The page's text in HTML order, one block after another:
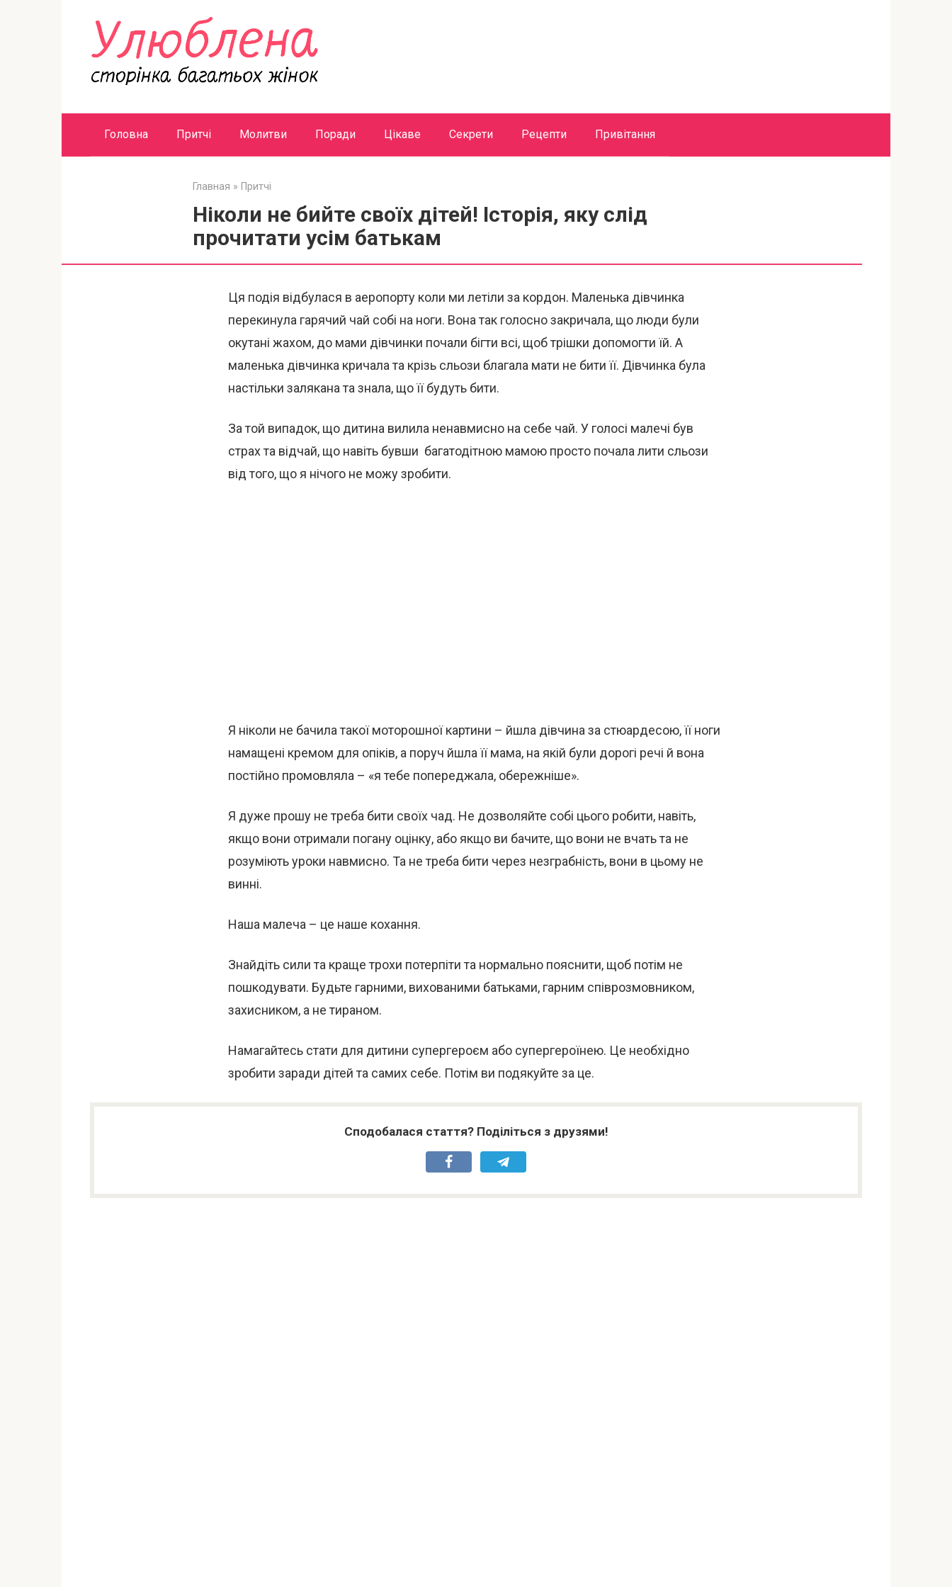
Головна Притчі Молитви Поради Цікаве Секрети Рецепти Привітання
Главная » Притчі
Ніколи не бийте своїх дітей! Історія, яку слід
прочитати усім батькам
Ця подія відбулася в аеропорту коли ми летіли за кордон. Маленька дівчинка
перекинула гарячий чай собі на ноги. Вона так голосно закричала, що люди були
окутані жахом, до мами дівчинки почали бігти всі, щоб трішки допомогти їй. А
маленька дівчинка кричала та крізь сльози благала мати не бити її. Дівчинка була
настільки залякана та знала, що її будуть бити.
За той випадок, що дитина вилила ненавмисно на себе чай. У голосі малечі був
страх та відчай, що навіть бувши багатодітною мамою просто почала лити сльози
від того, що я нічого не можу зробити.
Я ніколи не бачила такої моторошної картини – йшла дівчина за стюардесою, її ноги
намащені кремом для опіків, а поруч йшла її мама, на якій були дорогі речі й вона
постійно промовляла – «я тебе попереджала, обережніше».
Я дуже прошу не треба бити своїх чад. Не дозволяйте собі цього робити, навіть,
якщо вони отримали погану оцінку, або якщо ви бачите, що вони не вчать та не
розуміють уроки навмисно. Та не треба бити через незграбність, вони в цьому не
винні.
Наша малеча – це наше кохання.
Знайдіть сили та краще трохи потерпіти та нормально пояснити, щоб потім не
пошкодувати. Будьте гарними, вихованими батьками, гарним співрозмовником,
захисником, а не тираном.
Намагайтесь стати для дитини супергероєм або супергероїнею. Це необхідно
зробити заради дітей та самих себе. Потім ви подякуйте за це.
Сподобалася стаття? Поділіться з друзями!